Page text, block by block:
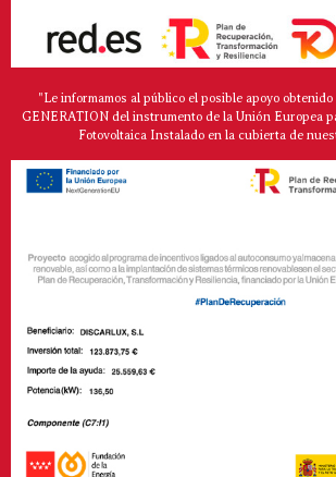
"Le informamos al público el posible apoyo
GENERATION del instrumento de la Unión Europea
Fotovoltaica Instalado en la cubierta de